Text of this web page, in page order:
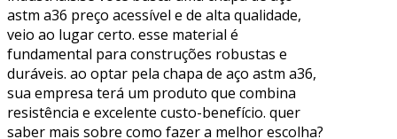
astm a36 preço acessível e de alta qualidade,
veio ao lugar certo. esse material é
fundamental para construções robustas e
duráveis. ao optar pela chapa de aço astm a36,
sua empresa terá um produto que combina
resistência e excelente custo-benefício. quer
saber mais sobre como fazer a melhor escolha?